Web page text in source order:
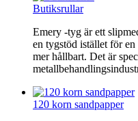
Butiksrullar
Emery -tyg är ett
en tygstöd istället för
mer hållbart. Det är
120 korn sandpapper